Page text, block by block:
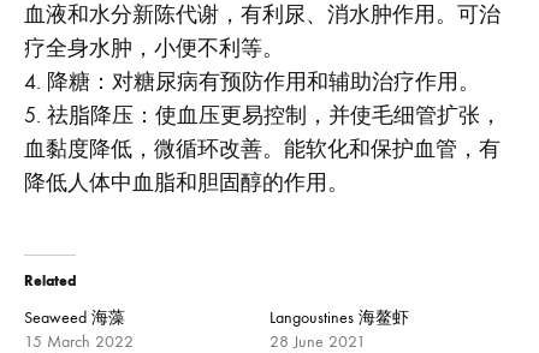
血液和水分新陈代谢，有利尿、消水肿作用。可治
疗全身水肿，小便不利等。
4. 降糖：对糖尿病有预防作用和辅助治疗作用。
5. 祛脂降压：使血压更易控制，并使毛细管扩张，
血黏度降低，微循环改善。能软化和保护血管，有
降低人体中血脂和胆固醇的作用。
Related
Seaweed 海藻
15 March 2022
Langoustines 海鳌虾
28 June 2021